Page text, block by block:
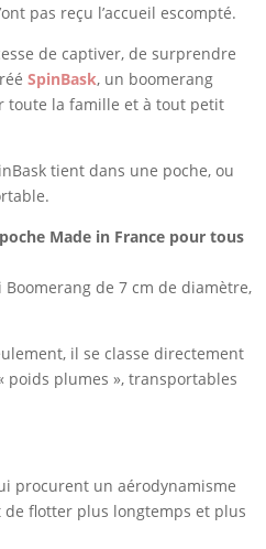
pas reçu l’accueil escompté.
de captiver, de surprendre
SpinBask, un boomerang
toute la famille et à tout petit
tient dans une poche, ou
Made in France pour tous
de 7 cm de diamètre,
il se classe directement
poids plumes », transportables
procurent un aérodynamisme
flotter plus longtemps et plus